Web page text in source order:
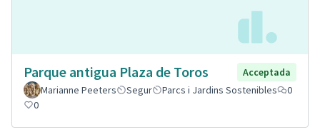
Parque antigua Plaza de Toros
Acceptada
Marianne Peeters
Segur Parcs i Jardins Sostenibles
0
0